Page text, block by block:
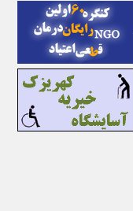
ایونا نیوز
بازتاب آنلاین
باشگاه خبرنگاران
باغستان نیوز
بامبوک
ببین و بخون
بدینسان
بنکر